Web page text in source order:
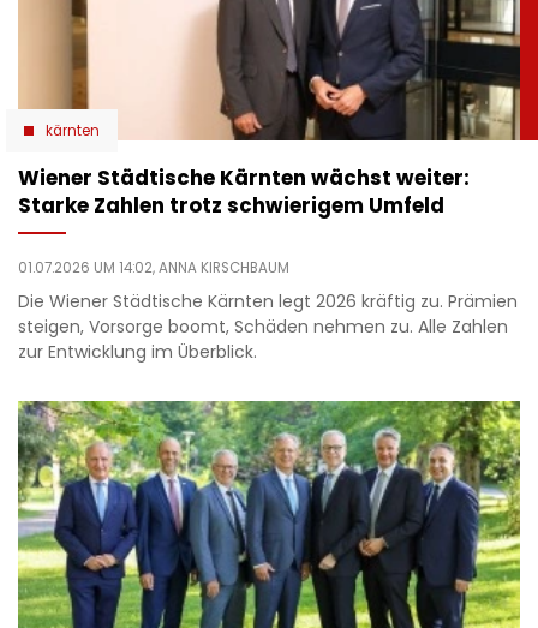
kärnten
Wiener Städtische Kärnten wächst weiter:
Starke Zahlen trotz schwierigem Umfeld
01.07.2026 UM 14:02,ANNA KIRSCHBAUM
Die Wiener Städtische Kärnten legt 2026 kräftig zu. Prämien
steigen, Vorsorge boomt, Schäden nehmen zu. Alle Zahlen
zur Entwicklung im Überblick.